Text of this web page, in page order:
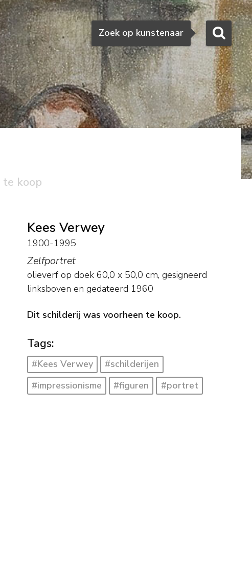
Zoeken
Zoek op kunstenaar
te koop
Kees Verwey
1900-1995
Zelfportret
olieverf op doek 60,0 x 50,0 cm, gesigneerd
linksboven en gedateerd 1960
Dit schilderij was voorheen te koop.
Tags:
#Kees Verwey
#schilderijen
#impressionisme
#figuren #portret